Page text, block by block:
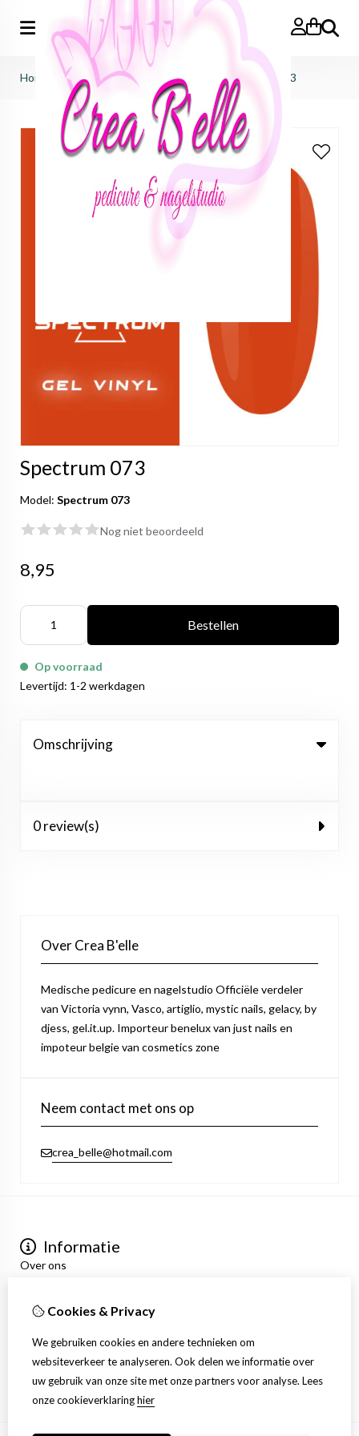
Zoeken
Home f.o.x nails>spectrum gelpolish >Spectrum 073
Spectrum 073
Model: Spectrum 073
Nog niet beoordeeld
8,95
Bestellen
Op voorraad
Levertijd: 1-2 werkdagen
Omschrijving
0 review(s)
Over Crea B'elle
Medische pedicure en nagelstudio Officiële verdeler
van Victoria vynn, Vasco, artiglio, mystic nails, gelacy, by
djess, gel.it.up. Importeur benelux van just nails en
impoteur belgie van cosmetics zone
Neem contact met ons op
crea_belle@hotmail.com
Informatie
Over ons
Algemene voorwaarden
Mijn account
Inloggen
Bestelhistorie
Verlanglijst
Nieuwsbrief
Cookies & Privacy
We gebruiken cookies en andere technieken om
websiteverkeer te analyseren. Ook delen we informatie over
uw gebruik van onze site met onze partners voor analyse. Lees
onze cookieverklaringhier